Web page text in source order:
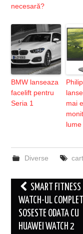
necesară?
BMW lanseaza
facelift pentru
Seria 1
mai
lume
Diverse
Post
navigation
SMART FITNESS
WATCH-UL COMPLET
SOSESTE ODATA CU
HUAWEI WATCH 2